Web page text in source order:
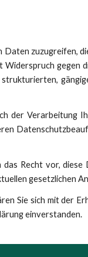
Daten zuzugreifen,
Widerspruch gegen
der Verarbeitung
Recht vor,
gesetzlichen
Sie sich mit der
einverstanden.